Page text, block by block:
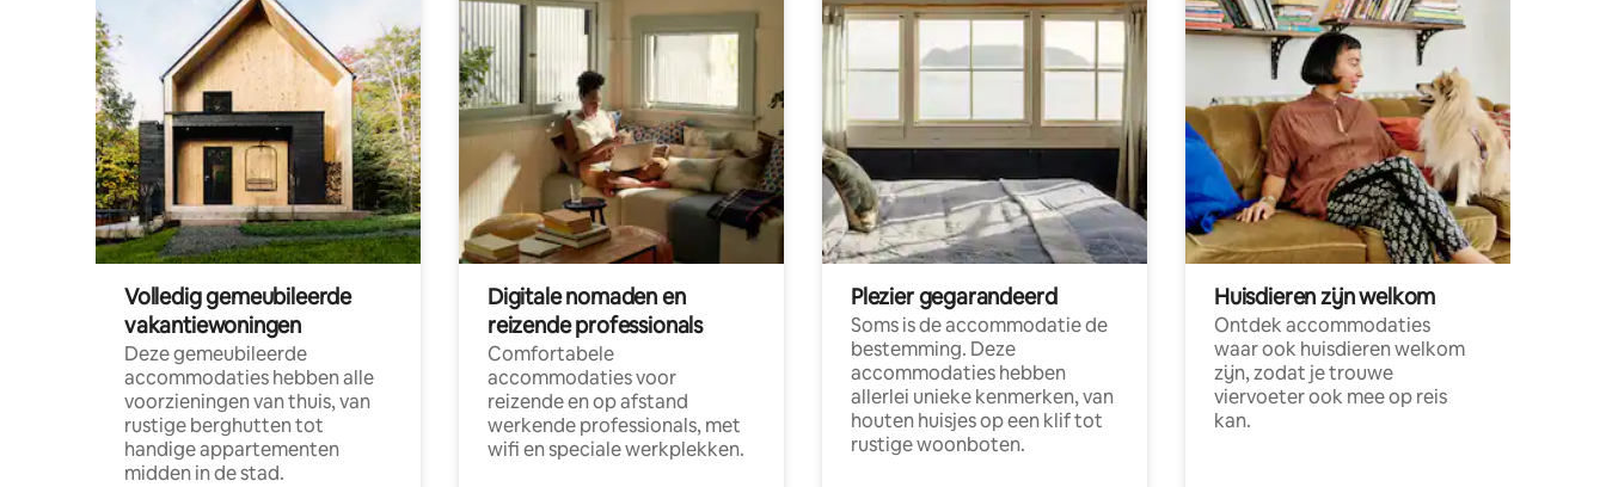
Volledig gemeubileerde
vakantiewoningen
Deze gemeubileerde
accommodaties hebben alle
voorzieningen van thuis, van
rustige berghutten tot
handige appartementen
midden in de stad.
Digitale nomaden en
reizende professionals
Comfortabele
accommodaties voor
reizende en op afstand
werkende professionals, met
wifi en speciale werkplekken.
Plezier gegarandeerd
Soms is de accommodatie de
bestemming. Deze
accommodaties hebben
allerlei unieke kenmerken, van
houten huisjes op een klif tot
rustige woonboten.
Huisdieren zijn welkom
Ontdek accommodaties
waar ook huisdieren welkom
zijn, zodat je trouwe
viervoeter ook mee op reis
kan.